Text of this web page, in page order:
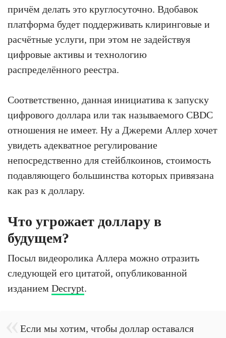
причём делать это круглосуточно. Вдобавок
платформа будет поддерживать клиринговые и
расчётные услуги, при этом не задействуя
цифровые активы и технологию
распределённого реестра.
Соответственно, данная инициатива к запуску
цифрового доллара или так называемого CBDC
отношения не имеет. Ну а Джереми Аллер хочет
увидеть адекватное регулирование
непосредственно для стейблкоинов, стоимость
подавляющего большинства которых привязана
как раз к доллару.
Что угрожает доллару в
будущем?
Посыл видеоролика Аллера можно отразить
следующей его цитатой, опубликованной
изданием Decrypt.
Если мы хотим, чтобы доллар оставался